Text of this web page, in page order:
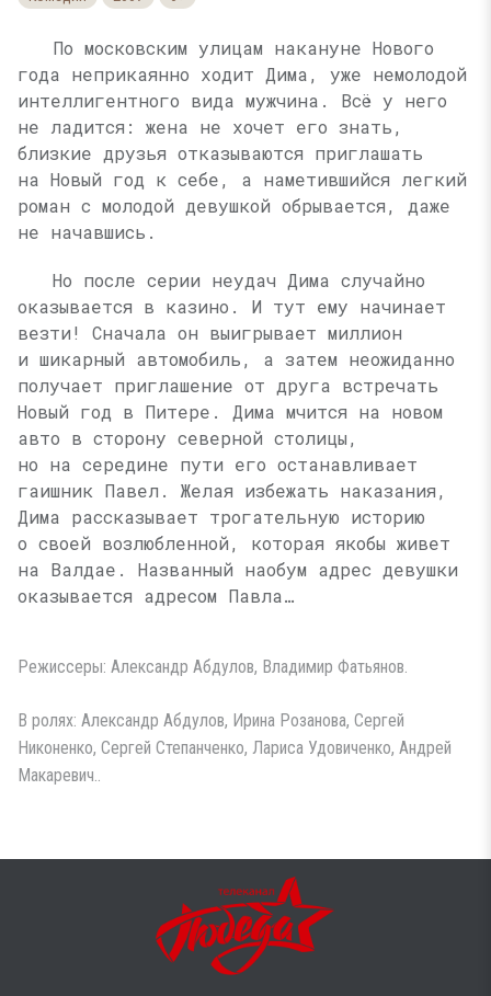
По московским улицам накануне Нового
года неприкаянно ходит Дима, уже немолодой
интеллигентного вида мужчина. Всё у него
не ладится: жена не хочет его знать,
близкие друзья отказываются приглашать
на Новый год к себе, а наметившийся легкий
роман с молодой девушкой обрывается, даже
не начавшись.
Но после серии неудач Дима случайно
оказывается в казино. И тут ему начинает
везти! Сначала он выигрывает миллион
и шикарный автомобиль, а затем неожиданно
получает приглашение от друга встречать
Новый год в Питере. Дима мчится на новом
авто в сторону северной столицы,
но на середине пути его останавливает
гаишник Павел. Желая избежать наказания,
Дима рассказывает трогательную историю
о своей возлюбленной, которая якобы живет
на Валдае. Названный наобум адрес девушки
оказывается адресом Павла…
Режиссеры: Александр Абдулов, Владимир Фатьянов.
В ролях: Александр Абдулов, Ирина Розанова, Сергей
Никоненко, Сергей Степанченко, Лариса Удовиченко, Андрей
Макаревич..